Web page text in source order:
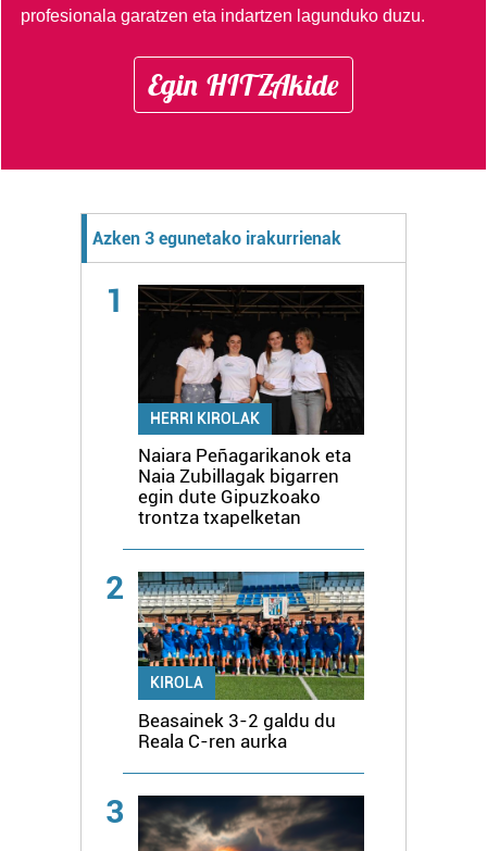
profesionala garatzen eta indartzen lagunduko duzu.
Egin HITZAkide
Azken 3 egunetako irakurrienak
1
HERRI KIROLAK
Naiara Peñagarikanok eta
Naia Zubillagak bigarren
egin dute Gipuzkoako
trontza txapelketan
2
KIROLA
Beasainek 3-2 galdu du
Reala C-ren aurka
3